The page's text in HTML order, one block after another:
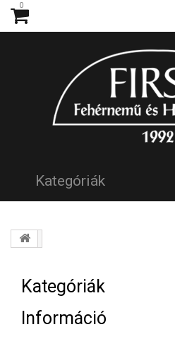
0
Kategóriák
Kategóriák
Információ